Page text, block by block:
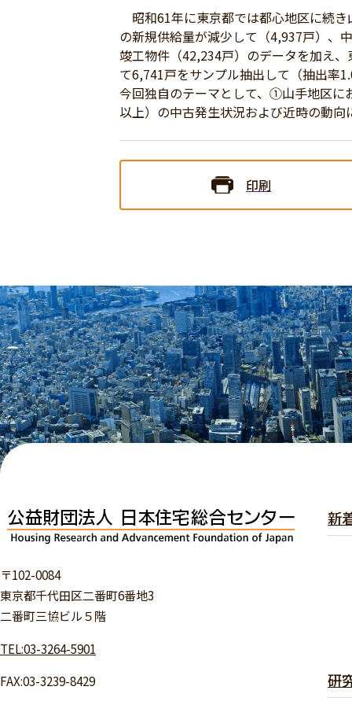
昭和61年に東京都では都心地区に続
の新規供給量が減少して（4,937戸）、
竣工物件（42,234戸）のデータを加え
て6,741戸をサンプル抽出して（抽出率
今回独自のテーマとして、①山手地区に
以上）の中古発生状況および近時の動
印刷
〒102-0084
東京都千代田区二番町6番地3
二番町三協ビル５階
TEL:03-3264-5901
FAX:03-3239-8429
新
研